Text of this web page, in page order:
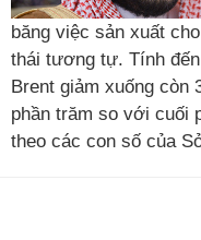
băng việc sản xuất
thái tương tự. Tính
Brent giảm xuống còn
phần trăm so với cuối
theo các con số của